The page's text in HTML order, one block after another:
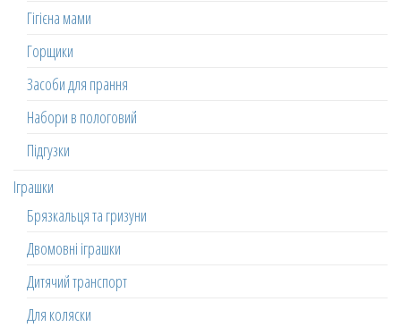
Гігієна мами
Горщики
Засоби для прання
Набори в пологовий
Підгузки
Іграшки
Брязкальця та гризуни
Двомовні іграшки
Дитячий транспорт
Для коляски